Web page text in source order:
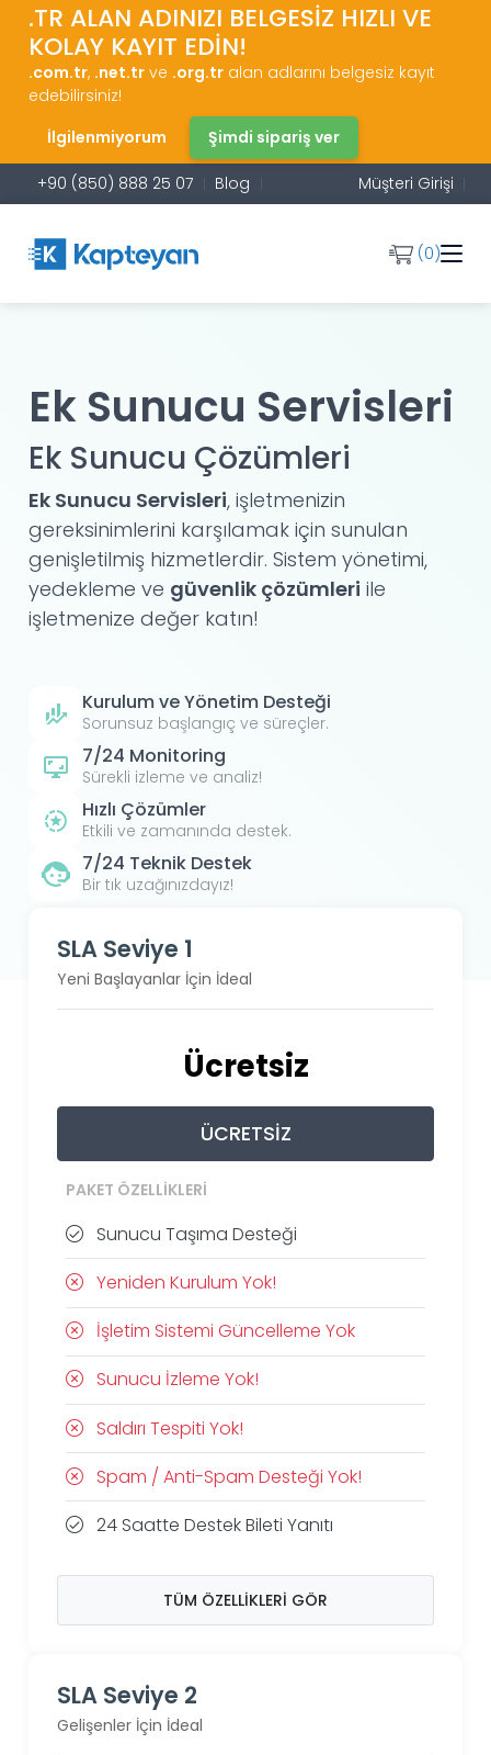
.TR ALAN ADINIZI BELGESİZ HIZLI VE
KOLAY KAYIT EDİN!
.com.tr, .net.tr ve .org.tr alan adlarını belgesiz kayıt
edebilirsiniz!
İlgilenmiyorum
Şimdi sipariş ver
+90 (850) 888 25 07 Blog Müşteri Girişi
(0)
Ek Sunucu Servisleri
Ek Sunucu Çözümleri
Ek Sunucu Servisleri, işletmenizin
gereksinimlerini karşılamak için sunulan
genişletilmiş hizmetlerdir. Sistem yönetimi,
yedekleme ve güvenlik çözümleri ile
işletmenize değer katın!
Kurulum ve Yönetim Desteği
Sorunsuz başlangıç ve süreçler.
7/24 Monitoring
Sürekli izleme ve analiz!
Hızlı Çözümler
Etkili ve zamanında destek.
7/24 Teknik Destek
Bir tık uzağınızdayız!
SLA Seviye 1
Yeni Başlayanlar İçin İdeal
Ücretsiz
ÜCRETSIZ
PAKET ÖZELLIKLERI
Sunucu Taşıma Desteği
Yeniden Kurulum Yok!
İşletim Sistemi Güncelleme Yok
Sunucu İzleme Yok!
Saldırı Tespiti Yok!
Spam / Anti-Spam Desteği Yok!
24 Saatte Destek Bileti Yanıtı
TÜM ÖZELLIKLERI GÖR
SLA Seviye 2
Gelişenler İçin İdeal